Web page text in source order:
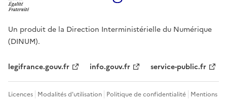
Un produit de la Direction Interministérielle du Numérique
(DINUM).
legifrance.gouv.fr info.gouv.fr service-public.fr
Licences Modalités d'utilisation Politique de confidentialité Mentions